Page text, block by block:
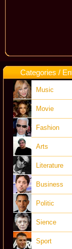
Categories /
Music
Movie
Fashion
Arts
Literature
Business
Politic
Sience
Sport